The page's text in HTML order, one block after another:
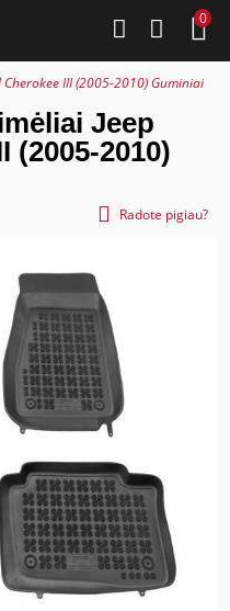
0
III (2005-2010) Guminiai
Jeep
(2005-2010)
Radote pigiau?